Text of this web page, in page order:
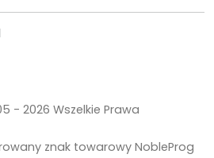
- 2026 Wszelkie Prawa
znak towarowy NobleProg